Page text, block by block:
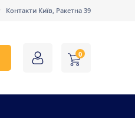
Контакти Київ, Ракетна 39
0